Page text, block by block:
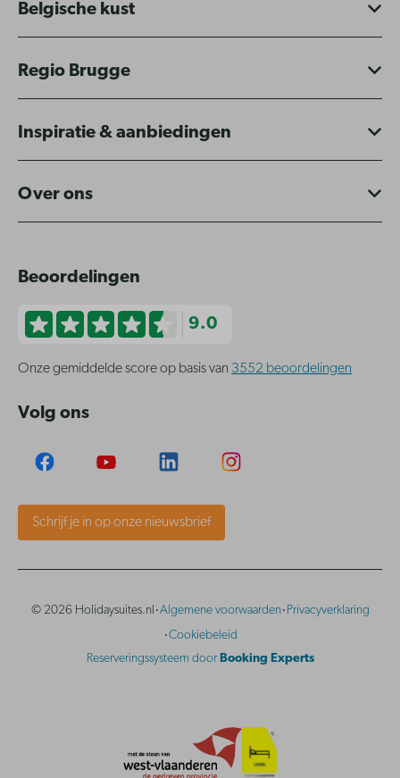
Belgische kust
Regio Brugge
Inspiratie & aanbiedingen
Over ons
Beoordelingen
9.0
Onze gemiddelde score op basis van 3552 beoordelingen
Volg ons
Schrijf je in op onze nieuwsbrief
© 2026 Holidaysuites.nl ·Algemene voorwaarden· Privacyverklaring
·Cookiebeleid
Reserveringssysteem door Booking Experts